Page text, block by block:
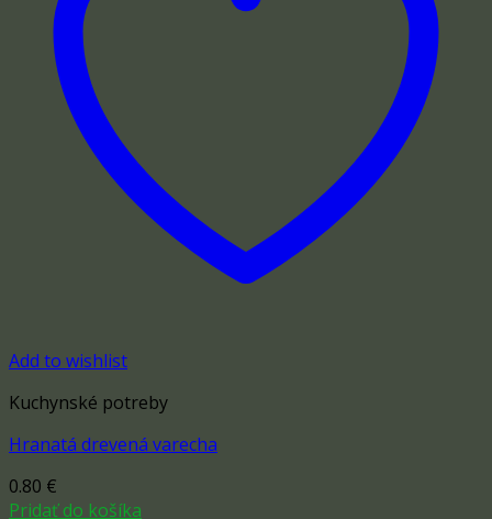
Add to wishlist
Kuchynské potreby
Hranatá drevená varecha
0.80 €
Pridať do košíka